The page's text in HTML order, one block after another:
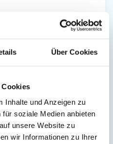
Über Cookies
Cookies
Inhalte und Anzeigen zu
soziale Medien anbieten
unsere Website zu
wir Informationen zu Ihrer